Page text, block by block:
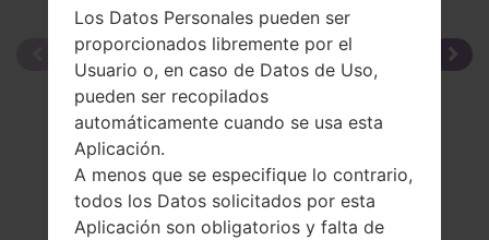
Los Datos Personales pueden ser
proporcionados libremente por el
Usuario o, en caso de Datos de Uso,
pueden ser recopilados
automáticamente cuando se usa esta
Aplicación.
A menos que se especifique lo contrario,
todos los Datos solicitados por esta
Aplicación son obligatorios y falta de